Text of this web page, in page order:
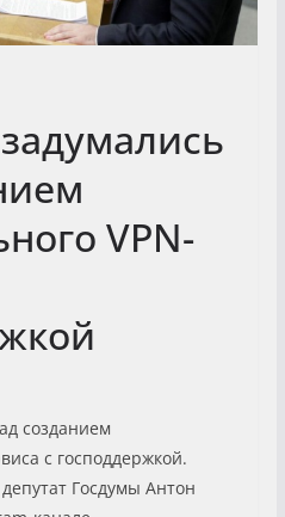
VPN-
созданием
с господдержкой.
Госдумы Антон